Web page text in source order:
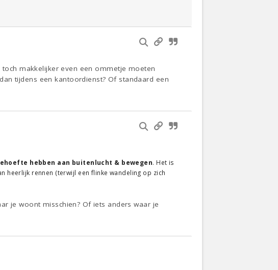
makkelijker even een ommetje moeten
tijdens een kantoordienst? Of standaard een
hebben aan buitenlucht & bewegen. Het is
heerlijk rennen (terwijl een flinke wandeling op zich
je woont misschien? Of iets anders waar je